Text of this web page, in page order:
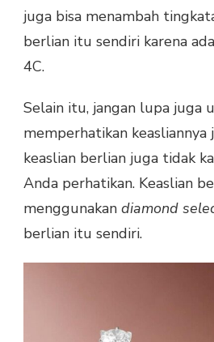
juga bisa menambah
berlian itu sendiri karena
4C.
Selain itu, jangan lupa juga
memperhatikan keasliannya
keaslian berlian juga tidak
Anda perhatikan. Keaslian
menggunakan diamond
berlian itu sendiri.